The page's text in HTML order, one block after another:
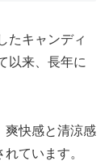
たキャンディ
以来、長年に
爽快感と清涼感
ています。